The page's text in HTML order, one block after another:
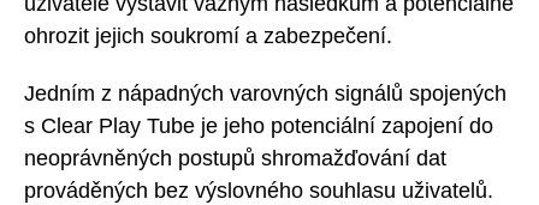
ohrozit jejich soukromí a zabezpečení.
Jedním z nápadných varovných signálů spojených
s Clear Play Tube je jeho potenciální zapojení do
neoprávněných postupů shromažďování dat
prováděných bez výslovného souhlasu uživatelů.